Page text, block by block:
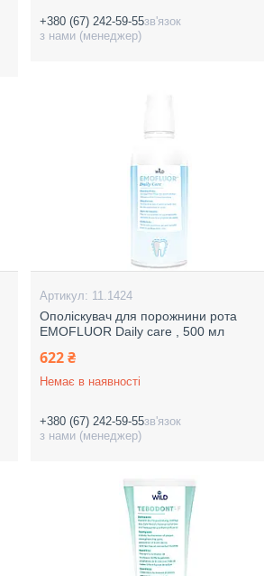
+380 (67) 242-59-55зв'язок
з нами (менеджер)
11.1424
Ополіскувач для порожнини рота
EMOFLUOR Daily care , 500 мл
622 ₴
Немає в наявності
+380 (67) 242-59-55зв'язок
з нами (менеджер)